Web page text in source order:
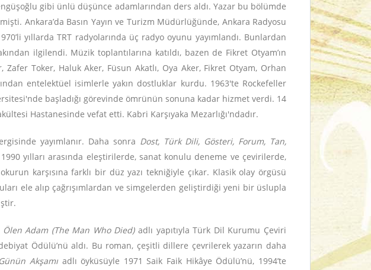
gibi ünlü düşünce adamlarından ders aldı. Yazar bu bölümde
Ankara’da Basın Yayın ve Turizm Müdürlüğünde, Ankara Radyosu
yıllarda TRT radyolarında üç radyo oyunu yayımlandı. Bunlardan
ilgilendi. Müzik toplantılarına katıldı, bazen de Fikret Otyam’ın
Toker, Haluk Aker, Füsun Akatlı, Oya Aker, Fikret Otyam, Orhan
entelektüel isimlerle yakın dostluklar kurdu. 1963'te Rockefeller
başladığı görevinde ömrünün sonuna kadar hizmet verdi. 14
Hastanesinde vefat etti. Kabri Karşıyaka Mezarlığı'ndadır.
yayımlanır. Daha sonra Dost, Türk Dili, Gösteri, Forum, Tan,
yılları arasında eleştirilerde, sanat konulu deneme ve çevirilerde,
karşısına farklı bir düz yazı tekniğiyle çıkar. Klasik olay örgüsü
ele alıp çağrışımlardan ve simgelerden geliştirdiği yeni bir üslupla
Ölen Adam (The Man Who Died)adlı yapıtıyla Türk Dil Kurumu Çeviri
Ödülü’nü aldı. Bu roman, çeşitli dillere çevrilerek yazarın daha
Akşamıadlı öyküsüyle 1971 Saik Faik Hikâye Ödülü’nü, 1994’te